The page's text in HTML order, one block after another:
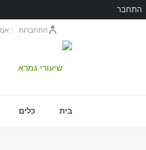
התחבר
התחברות
בית כלים